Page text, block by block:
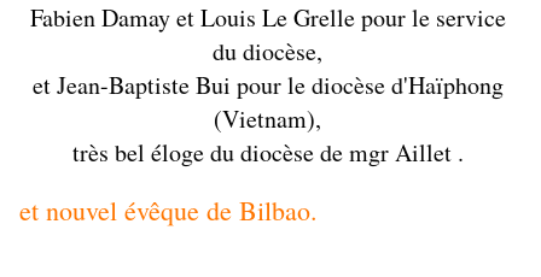
Fabien Damay et Louis Le Grelle pour le service
du diocèse,
et Jean-Baptiste Bui pour le diocèse d'Haïphong
(Vietnam),
très bel éloge du diocèse de mgr Aillet .
et nouvel évêque de Bilbao.